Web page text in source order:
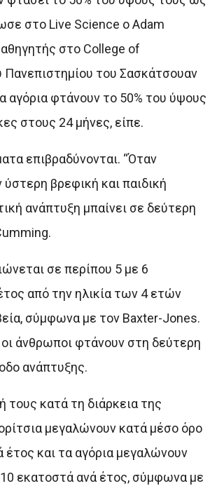
στο Live Science ο Adam
στο College of
Πανεπιστημίου του Σασκάτσουαν
αγόρια φτάνουν το 50% του ύψους
στους 24 μήνες, είπε.
επιβραδύνονται. “Όταν
βρεφική και παιδική
ανάπτυξη μπαίνει σε δεύτερη
σε περίπου 5 με 6
από την ηλικία των 4 ετών
σύμφωνα με τον Baxter-Jones.
οι άνθρωποι φτάνουν στη δεύτερη
ανάπτυξης.
κατά τη διάρκεια της
μεγαλώνουν κατά μέσο όρο
έτος και τα αγόρια μεγαλώνουν
εκατοστά ανά έτος, σύμφωνα με